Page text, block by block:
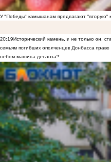
У "Победы" камышанам предлагают "вторую"
20:19Исторический камень, и не только он,
семьям погибших ополченцев Донбасса
небом машина десанта?